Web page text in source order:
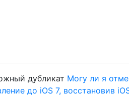
дубликат Могу ли я
до iOS 7, восстановив